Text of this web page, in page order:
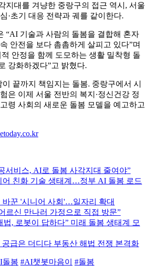
지대를 겨냥한 중랑구의 접근 역시, 서울
·초기 대응 전략과 궤를 같이한다.
“AI 기술과 사람의 돌봄을 결합해 혼자
안전을 보다 촘촘하게 살피고 있다”며
안정을 함께 도모하는 생활 밀착형 돌
강화하겠다”고 밝혔다.
끝까지 책임지는 돌봄. 중랑구에서 시
은 이제 서울 전반의 복지·정신건강 정
령 사회의 새로운 돌봄 모델을 예고하고
서비스, AI로 돌봄 사각지대 줄여야”
어 친화 기술 생태계…정부 AI 돌봄 로드
바꾼 '시니어 사회'…일자리 확대
르신 만나러 가정으로 직접 방문”
법, 로봇이 답하다” 미래 돌봄 생태계 모
급은 더디다 부동산 해법 전쟁 본격화
돌봄 #AI챗봇마음이
#돌봄